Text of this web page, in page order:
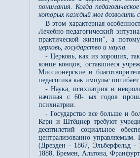
понимания. Когда
которых каждый мог дозволить
В этом характерная
Лечебно-педагогический
практической жизни", а
церковь, государство и наука.
- Церковь, как из хороших,
конце концов, оставшиеся
Миссионерские и
педагогика как импульс
- Наука, психиатрия и
начиная с 60- ых годов
психиатрии.
- Государство все больше и
Керн и Штёцнер требуют
десятилетий социальное
централизованно управляемым.
(Дрезден - 1867, Эльберфельд
1888, Бремен, Альтона,